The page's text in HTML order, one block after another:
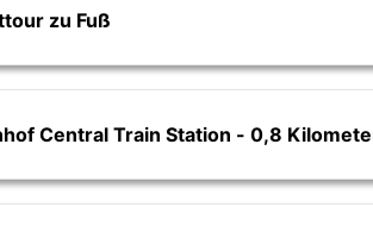
zu Fuß
Central Train Station - 0,8